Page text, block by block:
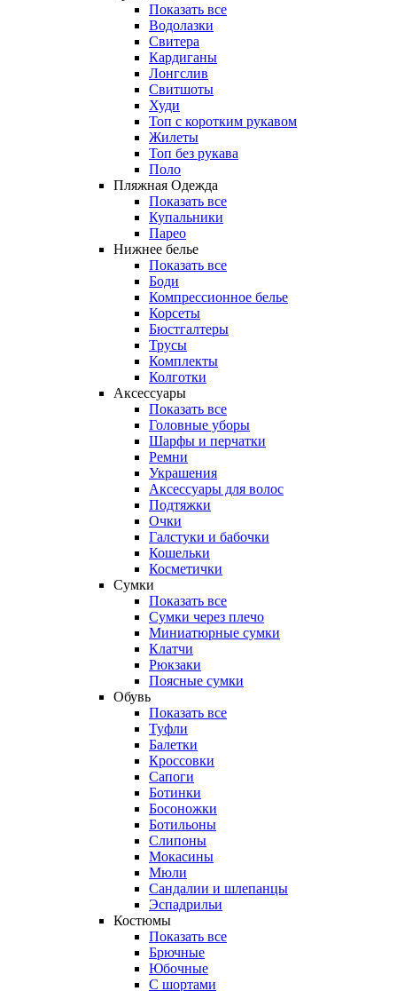
Показать все
Водолазки
Свитера
Кардиганы
Лонгслив
Свитшоты
Худи
Топ с коротким рукавом
Жилеты
Топ без рукава
Поло
Пляжная Одежда
Показать все
Купальники
Парео
Нижнее белье
Показать все
Боди
Компрессионное белье
Корсеты
Бюстгалтеры
Трусы
Комплекты
Колготки
Аксессуары
Показать все
Головные уборы
Шарфы и перчатки
Ремни
Украшения
Аксессуары для волос
Подтяжки
Очки
Галстуки и бабочки
Кошельки
Косметички
Сумки
Показать все
Сумки через плечо
Миниатюрные cумки
Клатчи
Рюкзаки
Поясные сумки
Обувь
Показать все
Туфли
Балетки
Кроссовки
Сапоги
Ботинки
Босоножки
Ботильоны
Слипоны
Мокасины
Мюли
Сандалии и шлепанцы
Эспадрильи
Костюмы
Показать все
Брючные
Юбочные
С шортами